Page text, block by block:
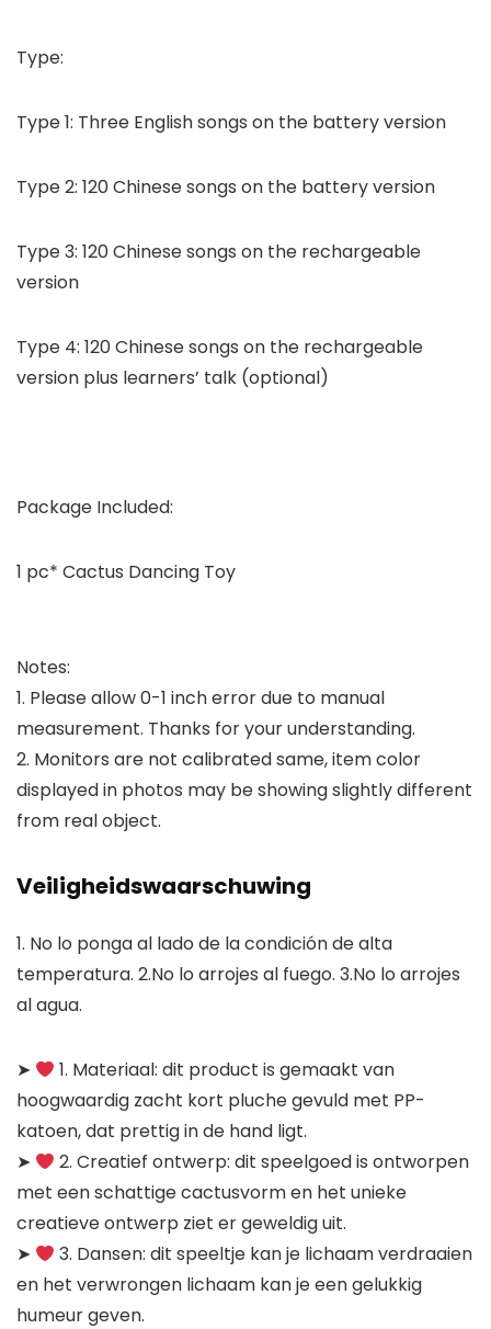
Type:
Type 1: Three English songs on the battery version
Type 2: 120 Chinese songs on the battery version
Type 3: 120 Chinese songs on the rechargeable
version
Type 4: 120 Chinese songs on the rechargeable
version plus learners’ talk (optional)
Package Included:
1 pc* Cactus Dancing Toy
Notes:
1. Please allow 0-1 inch error due to manual
measurement. Thanks for your understanding.
2. Monitors are not calibrated same, item color
displayed in photos may be showing slightly different
from real object.
Veiligheidswaarschuwing
1. No lo ponga al lado de la condición de alta
temperatura. 2.No lo arrojes al fuego. 3.No lo arrojes
al agua.
➤
1. Materiaal: dit product is gemaakt van
hoogwaardig zacht kort pluche gevuld met PP-
katoen, dat prettig in de hand ligt.
➤
2. Creatief ontwerp: dit speelgoed is ontworpen
met een schattige cactusvorm en het unieke
creatieve ontwerp ziet er geweldig uit.
➤
3. Dansen: dit speeltje kan je lichaam verdraaien
en het verwrongen lichaam kan je een gelukkig
humeur geven.